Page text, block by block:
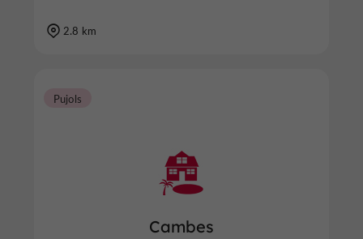
2.8 km
Cambes
Pujols